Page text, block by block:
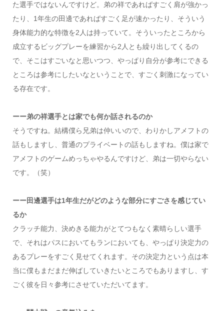
た選手ではないんですけど。弟の祥であればすごく肩が強かっ
たり、1年生の田邊であればすごく足が速かったり、そういう
身体能力的な特徴を2人は持っていて。そういったところから
成立するビッグプレーを練習から2人とも繰り出してくるの
で、そこはすごいなと思いつつ、やっぱり自分が参考にできる
ところは参考にしたいなということで、すごく刺激になってい
る存在です。
ーー弟の祥選手とは家でも何か話されるのか
そうですね。結構僕ら兄弟は仲いいので、わりかしアメフトの
話もしますし、普通のプライベートの話もしますね。僕は家で
アメフトのゲームめっちゃやるんですけど、弟は一切やらない
です。（笑）
ーー田邊選手は1年生だがどのような部分にすごさを感じてい
るか
クラッチ能力、決めきる能力がとてつもなく素晴らしい選手
で、それはパスにおいてもランにおいても、やっぱり決定力の
あるプレーをすごく見せてくれます。その決定力という点は本
当に僕もまだまだ伸ばしていきたいところでもありますし、す
ごく彼を日々参考にさせていただいてます。